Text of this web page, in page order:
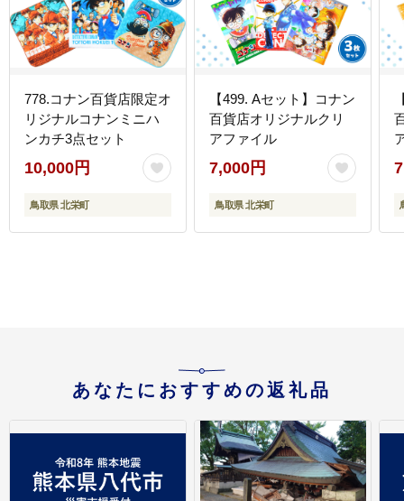
778.コナン百貨店限定オ
リジナルコナンミニハ
ンカチ3点セット
10,000円
鳥取県 北栄町
【499. Aセット】コナン
百貨店オリジナルクリ
アファイル
7,000円
鳥取県 北栄町
あなたにおすすめの返礼品